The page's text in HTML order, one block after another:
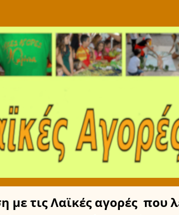
με τις Λαϊκές αγορές που